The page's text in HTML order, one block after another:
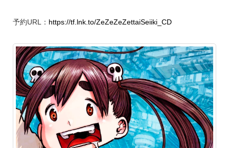
予約URL： https://tf.lnk.to/ZeZeZeZettaiSeiiki_CD